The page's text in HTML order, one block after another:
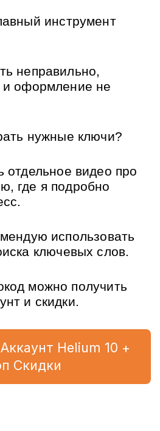
инструмент
неправильно,
и оформление не
нужные ключи?
отдельное видео про
где я подробно
ключевых слов.
можно получить
и скидки.
Helium 10 +
Скидки